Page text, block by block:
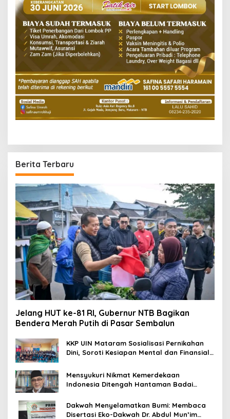
Berita Terbaru
Jelang HUT ke-81 RI, Gubernur NTB Bagikan
Bendera Merah Putih di Pasar Sembalun
KKP UIN Mataram Sosialisasi Pernikahan
Dini, Soroti Kesiapan Mental dan Finansial
Mensyukuri Nikmat Kemerdekaan
Indonesia Ditengah Hantaman Badai
Dakwah Menyelamatkan Bumi: Membaca
Disertasi Eko-Dakwah Dr. Abdul Mun’im